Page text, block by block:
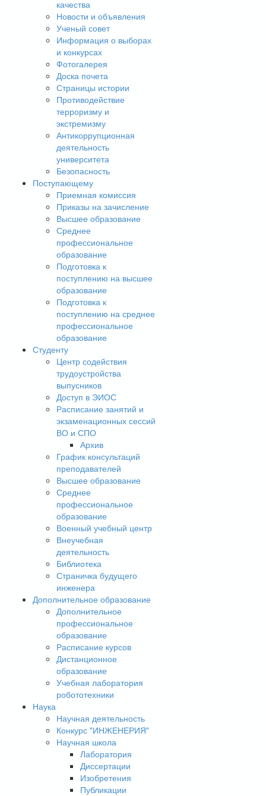
качества
Новости и объявления
Ученый совет
Информация о выборах
и конкурсах
Фотогалерея
Доска почета
Страницы истории
Противодействие
терроризму и
экстремизму
Антикоррупционная
деятельность
университета
Безопасность
Поступающему
Приемная комиссия
Приказы на зачисление
Высшее образование
Среднее
профессиональное
образование
Подготовка к
поступлению на высшее
образование
Подготовка к
поступлению на среднее
профессиональное
образование
Студенту
Центр содействия
трудоустройства
выпусников
Доступ в ЭИОС
Расписание занятий и
экзаменационных сессий
ВО и СПО
Архив
График консультаций
преподавателей
Высшее образование
Среднее
профессиональное
образование
Военный учебный центр
Внеучебная
деятельность
Библиотека
Страничка будущего
инженера
Дополнительное образование
Дополнительное
профессиональное
образование
Расписание курсов
Дистанционное
образование
Учебная лаборатория
робототехники
Наука
Научная деятельность
Конкурс "ИНЖЕНЕРИЯ"
Научная школа
Лаборатория
Диссертации
Изобретения
Публикации